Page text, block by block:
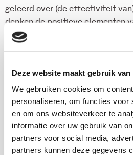
Deze website maakt gebruik van
We gebruiken cookies om
personaliseren, om functies voor
en om ons websiteverkeer te
informatie over uw gebruik van
partners voor social media,
partners kunnen deze gegevens
geleerd over (de effectiviteit
denken de positieve elementen
de inspanningen op
Download deze publicatie
Onderzoekers